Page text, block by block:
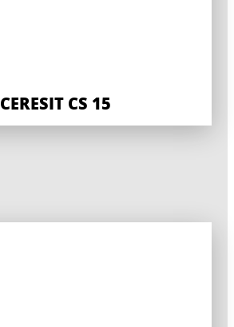
CERESIT CS 15